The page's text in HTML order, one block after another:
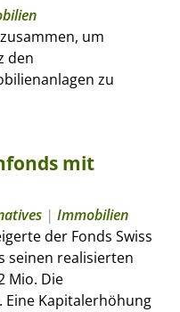
um
den
zu
mit
| Immobilien
der Fonds Swiss
seinen realisierten
Mio. Die
Kapitalerhöhung